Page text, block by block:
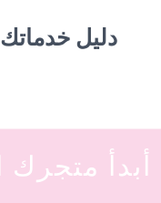
دليل خدماتك